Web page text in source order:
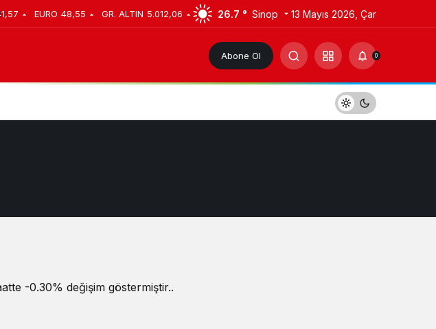
EURO 48,55 GR. ALTIN 5.012,06 26.7 ° Sinop 13 Mayıs 2026, Çar
Abone Ol 0
-0.30% değişim göstermiştir..